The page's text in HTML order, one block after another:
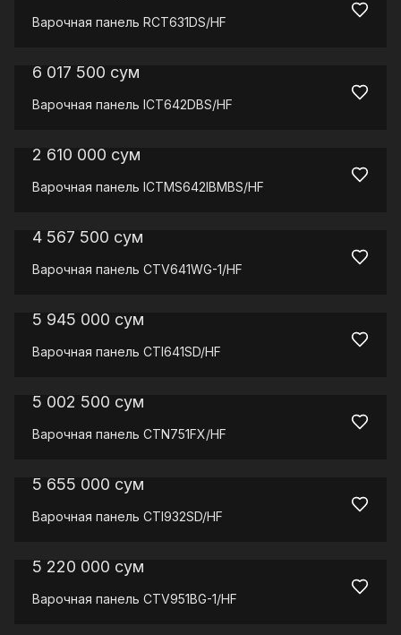
Варочная панель RCT631DS/HF
6 017 500 сум
Варочная панель ICT642DBS/HF
2 610 000 сум
Варочная панель ICTMS642IBMBS/HF
4 567 500 сум
Варочная панель CTV641WG-1/HF
5 945 000 сум
Варочная панель CTI641SD/HF
5 002 500 сум
Варочная панель CTN751FX/HF
5 655 000 сум
Варочная панель CTI932SD/HF
5 220 000 сум
Варочная панель CTV951BG-1/HF